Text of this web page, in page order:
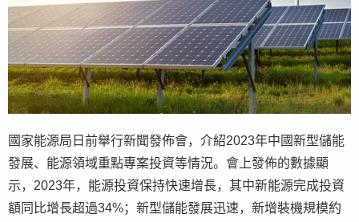
國家能源局日前舉行新聞發佈會，介紹2023年中國新型儲能
發展、能源領域重點專案投資等情況。會上發佈的數據顯
示，2023年，能源投資保持快速增長，其中新能源完成投資
額同比增長超過34%；新型儲能發展迅速，新增裝機規模約